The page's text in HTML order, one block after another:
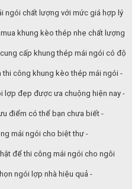
ngói chất lượng với mức giá hợp lý
khung kèo thép nhẹ chất lượng
cấp khung thép mái ngói có độ
thi công khung kèo thép mái ngói -
lợp đẹp được ưa chuộng hiện nay -
điểm có thể bạn chưa biết -
mái ngói cho biệt thự -
để thi công mái ngói cho ngôi
ngói lợp nhà hiệu quả -